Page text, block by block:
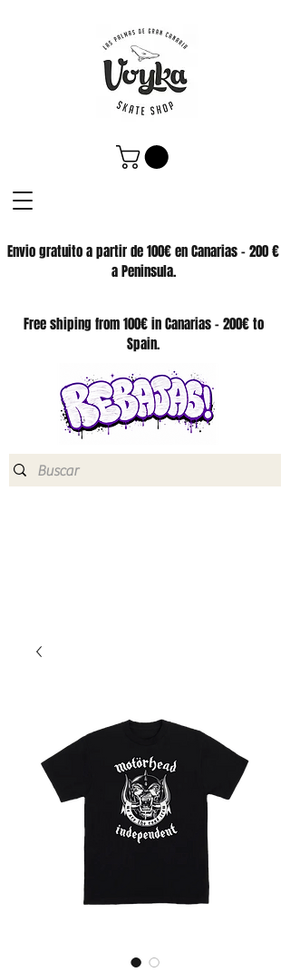
Envio gratuito a partir de 100€ en Canarias - 200 €
a Peninsula.
SKATE SHOP
Free shiping from 100€ in Canarias - 200€ to
Spain.